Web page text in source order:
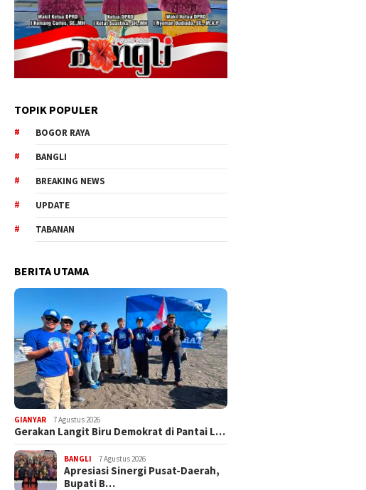
TOPIK POPULER
BOGOR RAYA
BANGLI
BREAKING NEWS
UPDATE
TABANAN
BERITA UTAMA
GIANYAR 7 Agustus 2026
Gerakan Langit Biru Demokrat di Pantai L…
BANGLI 7 Agustus 2026
Apresiasi Sinergi Pusat-Daerah,
Bupati B…